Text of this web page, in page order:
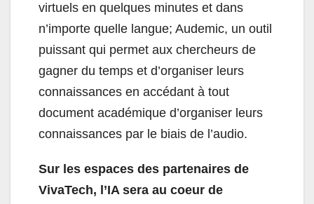
virtuels en quelques minutes et dans
n’importe quelle langue; Audemic, un outil
puissant qui permet aux chercheurs de
gagner du temps et d’organiser leurs
connaissances en accédant à tout
document académique d’organiser leurs
connaissances par le biais de l’audio.
Sur les espaces des partenaires de
VivaTech, l’IA sera au coeur de